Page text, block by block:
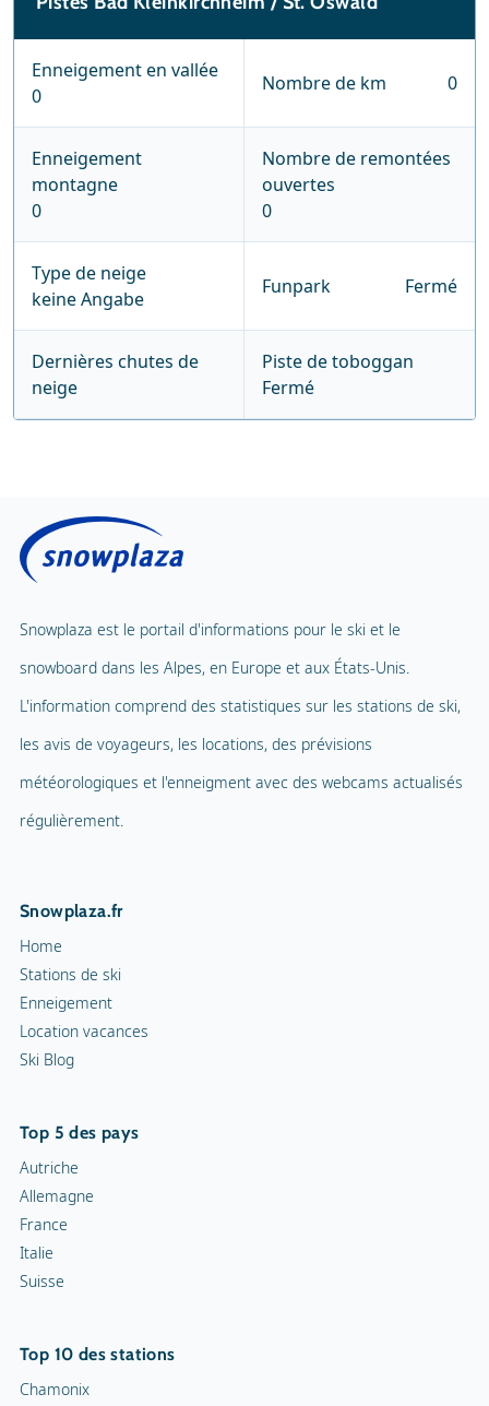
Enneigement en vallée
0
Nombre de km 0
Enneigement
montagne
0
Nombre de remontées
ouvertes
0
Type de neige
keine Angabe
Funpark Fermé
Dernières chutes de
neige
Piste de toboggan
Fermé
Snowplaza est le portail d'informations pour le ski et le
snowboard dans les Alpes, en Europe et aux États-Unis.
L'information comprend des statistiques sur les stations de ski,
les avis de voyageurs, les locations, des prévisions
météorologiques et l'enneigment avec des webcams actualisés
régulièrement.
Snowplaza.fr
Home
Stations de ski
Enneigement
Location vacances
Ski Blog
Top 5 des pays
Autriche
Allemagne
France
Italie
Suisse
Top 10 des stations
Chamonix